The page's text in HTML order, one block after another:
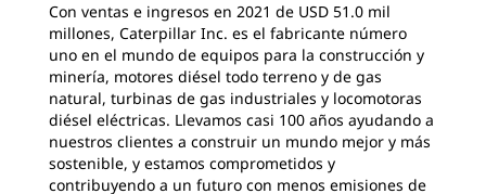
Con ventas e ingresos en 2021 de USD 51.0 mil
millones, Caterpillar Inc. es el fabricante número
uno en el mundo de equipos para la construcción y
minería, motores diésel todo terreno y de gas
natural, turbinas de gas industriales y locomotoras
diésel eléctricas. Llevamos casi 100 años ayudando a
nuestros clientes a construir un mundo mejor y más
sostenible, y estamos comprometidos y
contribuyendo a un futuro con menos emisiones de